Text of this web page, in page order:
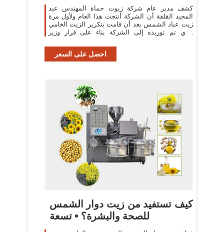
كشف مدير عام شركة زيوت حماة المهندس عبد
المجيد القلفة أن الشركة أنتجت هذا العام ولأول مرة
زيت عباد الشمس بعد أن قامت بتكرير الزيت الخامي
الذي تم توريده إلى الشركة بناء على قرار وزير
احصل على السعر
كيف تستفيد من زيت دوار الشمس
للصحة والبشرة؟ • تسعة